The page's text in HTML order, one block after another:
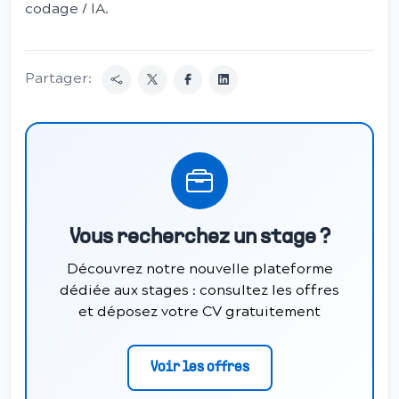
codage / IA.
Partager:
Vous recherchez un stage ?
Découvrez notre nouvelle plateforme
dédiée aux stages : consultez les offres
et déposez votre CV gratuitement
Voir les offres